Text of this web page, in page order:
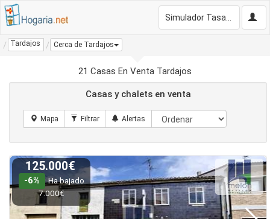
Tardajos Cerca de Tardajos
21 Casas En Venta Tardajos
Casas y chalets en venta
125.000€
-6%
Ha bajado
7.000€